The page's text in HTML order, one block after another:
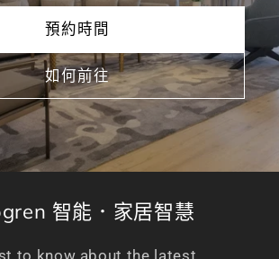
預約時間
如何前往
智能．家居智慧